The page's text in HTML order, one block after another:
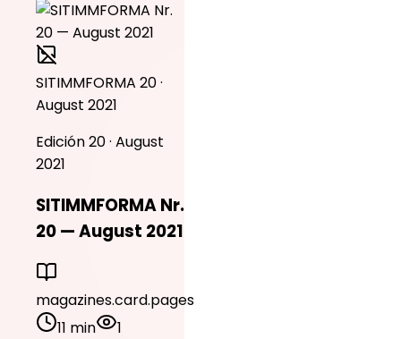
SITIMMFORMA 20 ·
August 2021
Edición 20 · August
2021
SITIMMFORMA Nr.
20 — August 2021
magazines.card.pages
11 min
1